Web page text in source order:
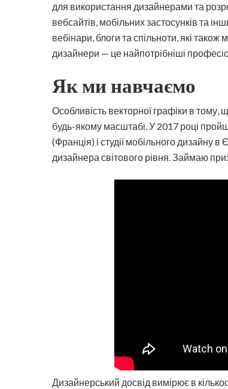
для використання дизайнерами та
вебсайтів, мобільних застосунків та
вебінари, блоги та спільноти, які
дизайнери — це найпотрібніші
Як ми навчаємо
Особливість векторної графіки в тому,
будь-якому масштабі. У 2017 році
(Франція) і студії мобільного дизайну
дизайнера світового рівня. Займаю
Дизайнерський досвід вимірює в